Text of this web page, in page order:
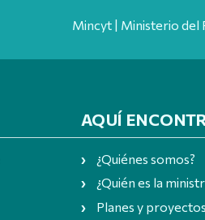
Mincyt | Ministerio del
AQUÍ
¿Quiénes somos?
¿Quién es la
Planes y proyectos